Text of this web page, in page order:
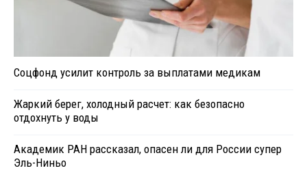
Соцфонд усилит контроль за выплатами медикам
Жаркий берег, холодный расчет: как безопасно
отдохнуть у воды
Академик РАН рассказал, опасен ли для России супер
Эль-Ниньо